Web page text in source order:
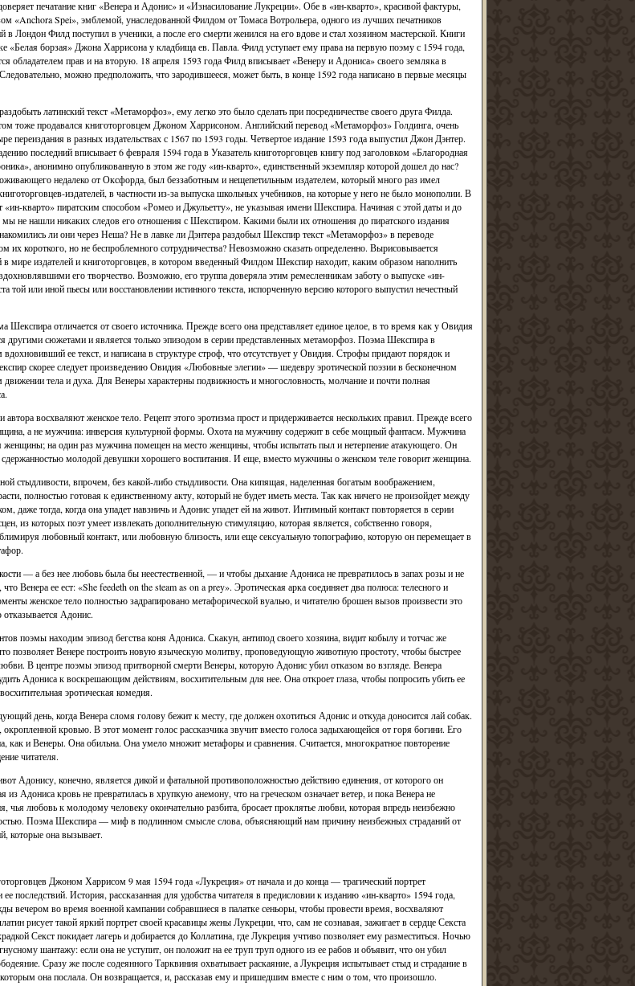
печатание книг «Венера и Адонис» и «Изнасилование Лукреции». Обе в «ин-кварто», красивой фактуры,
«Anchora Spei», эмблемой, унаследованной Филдом от Томаса Вотрольера, одного из лучших печатников
Лондон Филд поступил в ученики, а после его смерти женился на его вдове и стал хозяином мастерской. Книги
«Белая борзая» Джона Харрисона у кладбища ев. Павла. Филд уступает ему права на первую поэму с 1594 года,
обладателем прав и на вторую. 18 апреля 1593 года Филд вписывает «Венеру и Адониса» своего земляка в
можно предположить, что зародившееся, может быть, в конце 1592 года написано в первые месяцы
латинский текст «Метаморфоз», ему легко это было сделать при посредничестве своего друга Филда.
тоже продавался книготорговцем Джоном Харрисоном. Английский перевод «Метаморфоз» Голдинга, очень
переиздания в разных издательствах с 1567 по 1593 годы. Четвертое издание 1593 года выпустил Джон Дэнтер.
последний вписывает 6 февраля 1594 года в Указатель книготорговцев книгу под заголовком «Благородная
анонимно опубликованную в этом же году «ин-кварто», единственный экземпляр которой дошел до нас?
недалеко от Оксфорда, был беззаботным и нещепетильным издателем, который много раз имел
издателей, в частности из-за выпуска школьных учебников, на которые у него не было монополии. В
«ин-кварто» пиратским способом «Ромео и Джульетту», не указывая имени Шекспира. Начиная с этой даты и до
мы не нашли никаких следов его отношения с Шекспиром. Какими были их отношения до пиратского издания
ли они через Неша? Не в лавке ли Дэнтера раздобыл Шекспир текст «Метаморфоз» в переводе
их короткого, но не беспроблемного сотрудничества? Невозможно сказать определенно. Вырисовывается
в мире издателей и книготорговцев, в котором введенный Филдом Шекспир находит, каким образом наполнить
его творчество. Возможно, его труппа доверяла этим ремесленникам заботу о выпуске «ин-
той или иной пьесы или восстановлении истинного текста, испорченную версию которого выпустил нечестный
Шекспира отличается от своего источника. Прежде всего она представляет единое целое, в то время как у Овидия
другими сюжетами и является только эпизодом в серии представленных метаморфоз. Поэма Шекспира в
вдохновивший ее текст, и написана в структуре строф, что отсутствует у Овидия. Строфы придают порядок и
скорее следует произведению Овидия «Любовные элегии» — шедевру эротической поэзии в бесконечном
тела и духа. Для Венеры характерны подвижность и многословность, молчание и почти полная
восхваляют женское тело. Рецепт этого эротизма прост и придерживается нескольких правил. Прежде всего
а не мужчина: инверсия культурной формы. Охота на мужчину содержит в себе мощный фантасм. Мужчина
на один раз мужчина помещен на место женщины, чтобы испытать пыл и нетерпение атакующего. Он
сдержанностью молодой девушки хорошего воспитания. И еще, вместо мужчины о женском теле говорит женщина.
стыдливости, впрочем, без какой-либо стыдливости. Она кипящая, наделенная богатым воображением,
полностью готовая к единственному акту, который не будет иметь места. Так как ничего не произойдет между
даже тогда, когда она упадет навзничь и Адонис упадет ей на живот. Интимный контакт повторяется в серии
из которых поэт умеет извлекать дополнительную стимуляцию, которая является, собственно говоря,
любовный контакт, или любовную близость, или еще сексуальную топографию, которую он перемещает в
— а без нее любовь была бы неестественной, — и чтобы дыхание Адониса не превратилось в запах розы и не
Венера ее ест: «She feedeth on the steam as on a prey». Эротическая арка соединяет два полюса: телесного и
женское тело полностью задрапировано метафорической вуалью, и читателю брошен вызов произвести это
отказывается Адонис.
поэмы находим эпизод бегства коня Адониса. Скакун, антипод своего хозяина, видит кобылу и тотчас же
позволяет Венере построить новую языческую молитву, проповедующую животную простоту, чтобы быстрее
В центре поэмы эпизод притворной смерти Венеры, которую Адонис убил отказом во взгляде. Венера
Адониса к воскрешающим действиям, восхитительным для нее. Она откроет глаза, чтобы попросить убить ее
эротическая комедия.
день, когда Венера сломя голову бежит к месту, где должен охотиться Адонис и откуда доносится лай собак.
окропленной кровью. В этот момент голос рассказчика звучит вместо голоса задыхающейся от горя богини. Его
как и Венеры. Она обильна. Она умело множит метафоры и сравнения. Считается, многократное повторение
читателя.
Адонису, конечно, является дикой и фатальной противоположностью действию единения, от которого он
Адониса кровь не превратилась в хрупкую анемону, что на греческом означает ветер, и пока Венера не
чья любовь к молодому человеку окончательно разбита, бросает проклятье любви, которая впредь неизбежно
Поэма Шекспира — миф в подлинном смысле слова, объясняющий нам причину неизбежных страданий от
которые она вызывает.
Джоном Харрисом 9 мая 1594 года «Лукреция» от начала и до конца — трагический портрет
ее последствий. История, рассказанная для удобства читателя в предисловии к изданию «ин-кварто» 1594 года,
вечером во время военной кампании собравшиеся в палатке сеньоры, чтобы провести время, восхваляют
рисует такой яркий портрет своей красавицы жены Лукреции, что, сам не сознавая, зажигает в сердце Секста
Секст покидает лагерь и добирается до Коллатина, где Лукреция учтиво позволяет ему разместиться. Ночью
шантажу: если она не уступит, он положит на ее труп труп одного из ее рабов и объявит, что он убил
Сразу же после содеянного Тарквиния охватывает раскаяние, а Лукреция испытывает стыд и страдание в
она послала. Он возвращается, и, рассказав ему и пришедшим вместе с ним о том, что произошло.